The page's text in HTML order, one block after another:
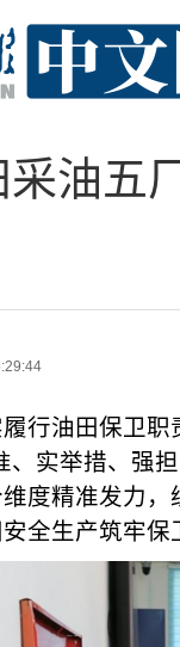
采油五
履行油田保卫
、实举措、强
度精准发力
全生产筑牢保